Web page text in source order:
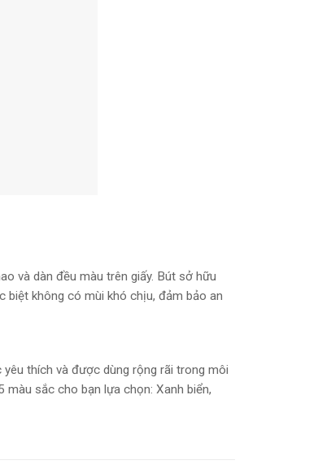
và dàn đều màu trên giấy. Bút sở hữu
biệt không có mùi khó chịu, đảm bảo an
thích và được dùng rộng rãi trong môi
sắc cho bạn lựa chọn: Xanh biển,